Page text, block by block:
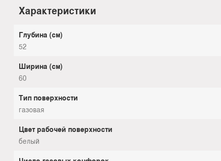
Характеристики
Глубина (см)
52
Ширина (см)
60
Тип поверхности
газовая
Цвет рабочей поверхности
белый